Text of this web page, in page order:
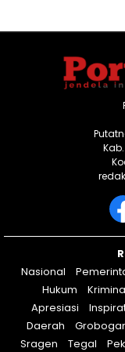
Nasional
Hukum
Apresiasi
Daerah
Sragen
Tegal